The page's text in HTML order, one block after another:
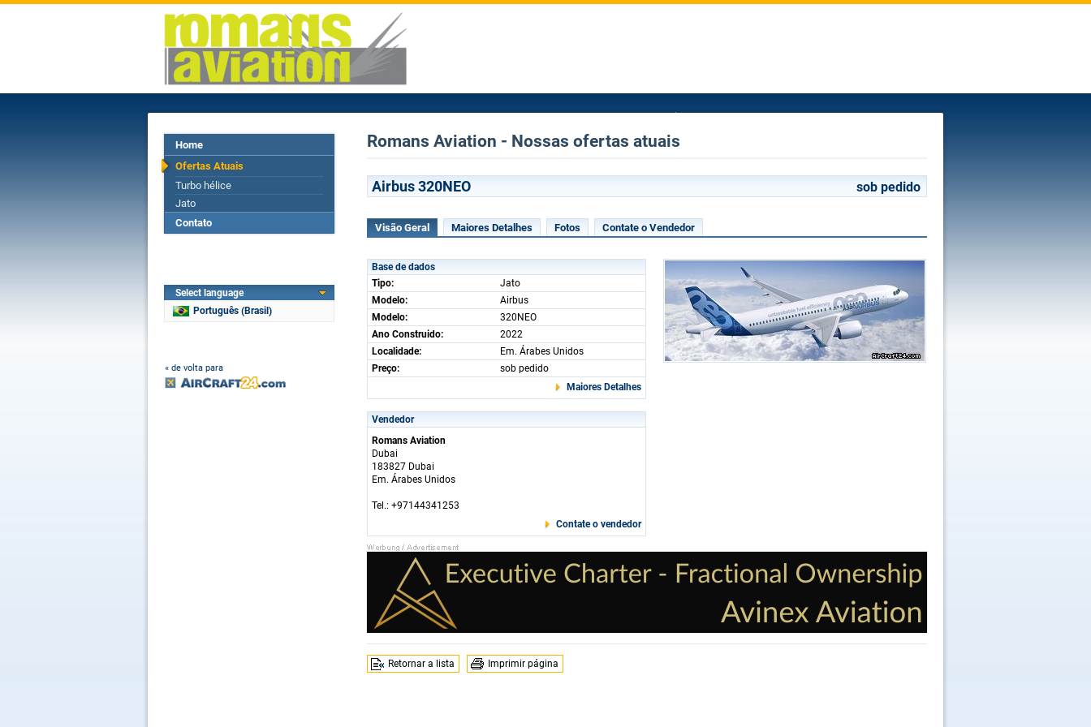
Home
Ofertas Atuais
Turbo hélice
Jato
Contato
Select language
Português (Brasil)
« de volta para
Romans Aviation - Nossas ofertas atuais
Airbus 320NEO sob pedido
Visão Geral Maiores Detalhes Fotos Contate o Vendedor
Base de dados
Tipo:
Jato
Modelo:
Airbus
Modelo:
320NEO
Ano Construido:
2022
Localidade:
Em. Árabes Unidos
Preço:
sob pedido
Maiores Detalhes
Vendedor
Romans Aviation
Dubai
183827 Dubai
Em. Árabes Unidos
Tel.: +97144341253
Contate o vendedor
Retornar a lista Imprimir página